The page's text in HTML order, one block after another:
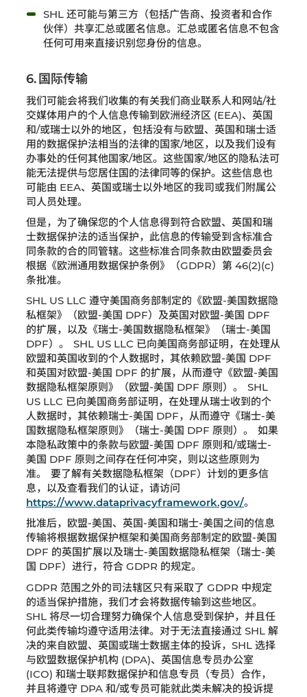
SHL 还可能与第三方（包括广告商、投资者和合作
伙伴）共享汇总或匿名信息。汇总或匿名信息不包含
任何可用来直接识别您身份的信息。
6. 国际传输
我们可能会将我们收集的有关我们商业联系人和网站/社
交媒体用户的个人信息传输到欧洲经济区 (EEA)、英国
和/或瑞士以外的地区，包括没有与欧盟、英国和瑞士适
用的数据保护法相当的法律的国家/地区，以及我们设有
办事处的任何其他国家/地区。这些国家/地区的隐私法可
能无法提供与您居住国的法律同等的保护。这些信息也
可能由 EEA、英国或瑞士以外地区的我司或我们附属公
司人员处理。
但是，为了确保您的个人信息得到符合欧盟、英国和瑞
士数据保护法的适当保护，此信息的传输受到含标准合
同条款的合的同管辖。这些标准合同条款由欧盟委员会
根据《欧洲通用数据保护条例》（GDPR）第 46(2)(c)
条批准。
SHL US LLC 遵守美国商务部制定的《欧盟-美国数据隐
私框架》（欧盟-美国 DPF）及英国对欧盟-美国 DPF
的扩展，以及《瑞士-美国数据隐私框架》（瑞士-美国
DPF）。 SHL US LLC 已向美国商务部证明，在处理从
欧盟和英国收到的个人数据时，其依赖欧盟-美国 DPF
和英国对欧盟-美国 DPF 的扩展，从而遵守《欧盟-美国
数据隐私框架原则》（欧盟-美国 DPF 原则）。 SHL
US LLC 已向美国商务部证明，在处理从瑞士收到的个
人数据时，其依赖瑞士-美国 DPF，从而遵守《瑞士-美
国数据隐私框架原则》（瑞士-美国 DPF 原则）。 如果
本隐私政策中的条款与欧盟-美国 DPF 原则和/或瑞士-
美国 DPF 原则之间存在任何冲突，则以这些原则为
准。 要了解有关数据隐私框架（DPF）计划的更多信
息，以及查看我们的认证，请访问
https://www.dataprivacyframework.gov/。
批准后，欧盟-美国、英国-美国和瑞士-美国之间的信息
传输将根据数据保护框架和美国商务部制定的欧盟-美国
DPF 的英国扩展以及瑞士-美国数据隐私框架（瑞士-美
国 DPF）进行，符合 GDPR 的规定。
GDPR 范围之外的司法辖区只有采取了 GDPR 中规定
的适当保护措施，我们才会将数据传输到这些地区。
SHL 将尽一切合理努力确保个人信息受到保护，并且任
何此类传输均遵守适用法律。对于无法直接通过 SHL 解
决的来自欧盟、英国或瑞士数据主体的投诉，SHL 选择
与欧盟数据保护机构 (DPA)、英国信息专员办公室
(ICO) 和瑞士联邦数据保护和信息专员（专员）合作，
并且将遵守 DPA 和/或专员可能就此类未解决的投诉提